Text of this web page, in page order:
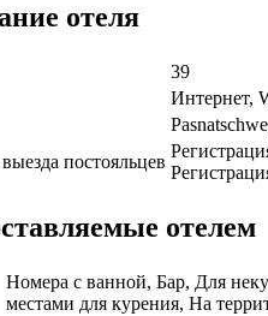
отеля
39
Интернет,
постояльцев
отелем
Номера с ванной, Бар, Для
местами для курения, На